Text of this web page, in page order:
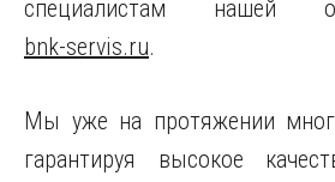
специалистам нашей
bnk-servis.ru.
Мы уже на протяжении
гарантируя высокое